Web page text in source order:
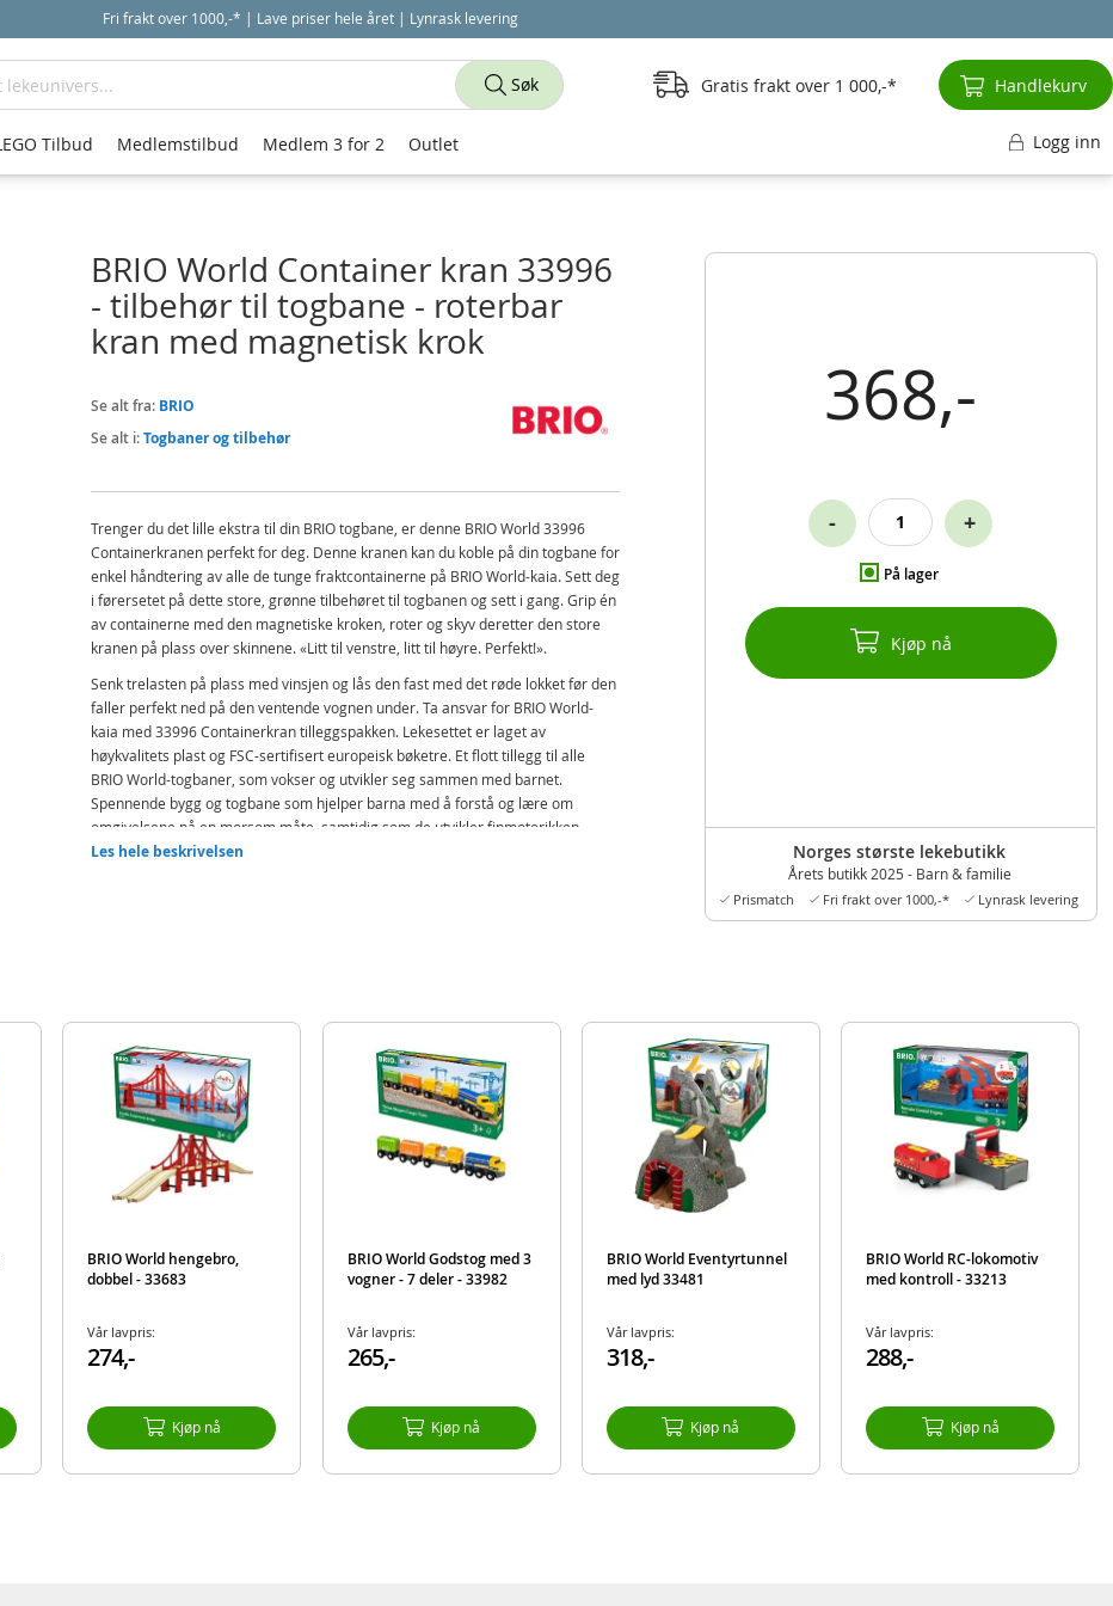
Fri frakt over 1000,-* | Lave priser hele året | Lynrask levering
368,-
På lager
- +
Kjøp nå
Norges største lekebutikk
Årets butikk 2025 - Barn & familie
Prismatch Fri frakt over 1000,-* Lynrask levering
BRIO World Container kran 33996
- tilbehør til togbane - roterbar
kran med magnetisk krok
Se alt fra: BRIO
Se alt i:Togbaner og tilbehør
Trenger du det lille ekstra til din BRIO togbane, er denne BRIO World 33996
Containerkranen perfekt for deg. Denne kranen kan du koble på din togbane for
enkel håndtering av alle de tunge fraktcontainerne på BRIO World-kaia. Sett deg
i førersetet på dette store, grønne tilbehøret til togbanen og sett i gang. Grip én
av containerne med den magnetiske kroken, roter og skyv deretter den store
kranen på plass over skinnene. «Litt til venstre, litt til høyre. Perfekt!».
Senk trelasten på plass med vinsjen og lås den fast med det røde lokket før den
faller perfekt ned på den ventende vognen under. Ta ansvar for BRIO World-
kaia med 33996 Containerkran tilleggspakken. Lekesettet er laget av
høykvalitets plast og FSC-sertifisert europeisk bøketre. Et flott tillegg til alle
BRIO World-togbaner, som vokser og utvikler seg sammen med barnet.
Spennende bygg og togbane som hjelper barna med å forstå og lære om
omgivelsene på en morsom måte, samtidig som de utvikler finmotorikken.
Inneholder:
Detaljer:
Materiale: plast
Kompatibel med BRIO togsett
Alder: fra 3 år
Produktdetaljer
Modell
EAN 7312350339963
Les hele beskrivelsen
BRIO World hengebro,
dobbel - 33683
Vår lavpris:
274,-
Kjøp nå
BRIO World Godstog med 3
vogner - 7 deler - 33982
Vår lavpris:
265,-
Kjøp nå
BRIO World Eventyrtunnel
med lyd 33481
Vår lavpris:
318,-
Kjøp nå
BRIO World RC-lokomotiv
med kontroll - 33213
Vår lavpris:
288,-
Kjøp nå
Søk Gratis frakt over 1 000,- Handlekurv
Tilbud Medlemstilbud Medlem 3 for 2 Outlet Logg inn